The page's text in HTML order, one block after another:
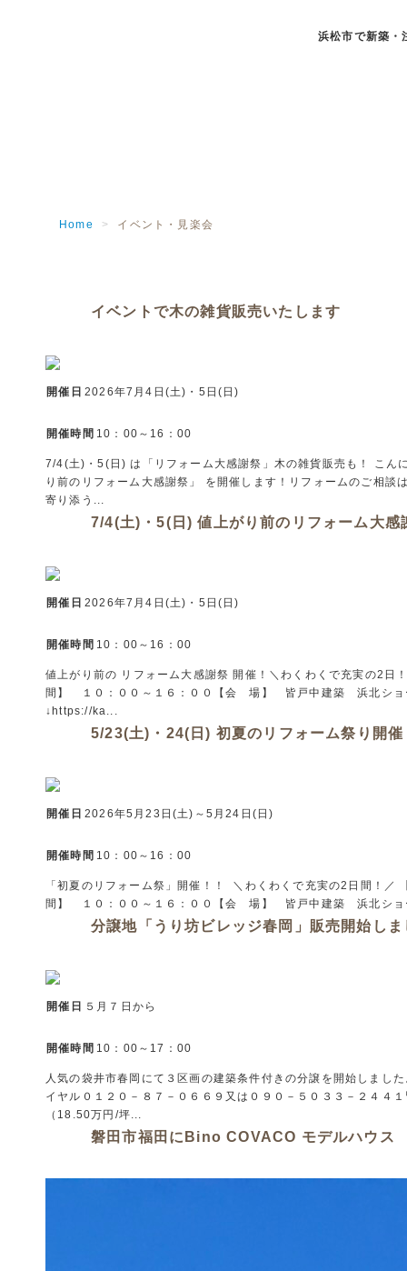
浜松市で新築・
Home > イベント・見楽会
イベントで木の雑貨販売いたします
開催日 2026年7月4日(土)・5日(日)
開催時間 10：00～16：00
7/4(土)・5(日) は「リフォーム大感謝祭」木の雑貨販売も！ こん
り前のリフォーム大感謝祭」 を開催します！リフォームのご相
寄り添う...
7/4(土)・5(日) 値上がり前のリフォーム大感
開催日 2026年7月4日(土)・5日(日)
開催時間 10：00～16：00
値上がり前の リフォーム大感謝祭 開催！＼わくわくで充実の2
間】 １０：００～１６：００【会 場】 皆戸中建築 浜北ショ
↓https://ka...
5/23(土)・24(日) 初夏のリフォーム祭り開催
開催日 2026年5月23日(土)～5月24日(日)
開催時間 10：00～16：00
「初夏のリフォーム祭」開催！！ ＼わくわくで充実の2日間！
間】 １０：００～１６：００【会 場】 皆戸中建築 浜北シ
分譲地「うり坊ビレッジ春岡」販売開始しま
開催日 ５月７日から
開催時間 10：00～17：00
人気の袋井市春岡にて３区画の建築条件付きの分譲を開始しまし
イヤル０１２０－８７－０６６９又は０９０－５０３３－２
（18.50万円/坪...
磐田市福田にBino COVACO モデルハウス